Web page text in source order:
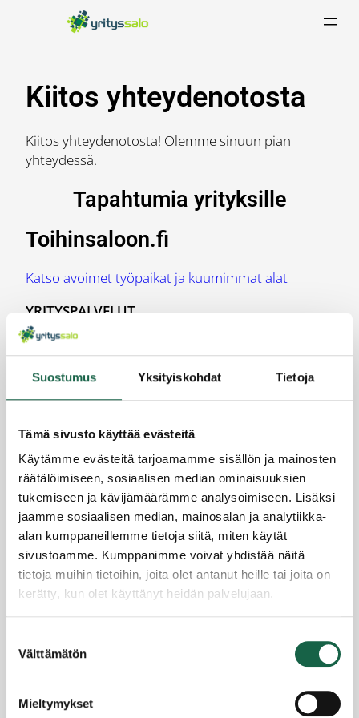
Suostumus Yksityiskohdat Tietoja
Tämä sivusto käyttää evästeitä
Käytämme evästeitä tarjoamamme sisällön ja mainosten
räätälöimiseen, sosiaalisen median ominaisuuksien
tukemiseen ja kävijämäärämme analysoimiseen. Lisäksi
jaamme sosiaalisen median, mainosalan ja analytiikka-
alan kumppaneillemme tietoja siitä, miten käytät
sivustoamme. Kumppanimme voivat yhdistää näitä
tietoja muihin tietoihin, joita olet antanut heille tai joita on
kerätty, kun olet käyttänyt heidän palvelujaan.
Evästeet >
valinta
Välttämätön
Mieltymykset
Kiitos yhteydenotosta
Kiitos yhteydenotosta! Olemme sinuun pian
yhteydessä.
Tapahtumia yrityksille
Toihinsaloon.fi
Katso avoimet työpaikat ja kuumimmat alat
YRITYSPALVELUT
Aloittavalle yritykselle
Kasvavalle yritykselle
Kansainvälistyvälle yritykselle
Omistajanvaihdos yrityksissä
YRITYSSALO OY / INFO
Julkiset hankinnat
Tilaisuuksien esitykset
AJANKOHTAISTA
TAPAHTUMAKALENTERI
UUTISKIRJEET
Yrityssalo Oy